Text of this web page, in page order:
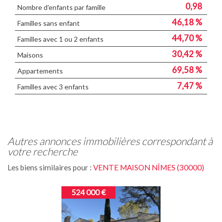
Nombre d'enfants par famille 0,98
Familles sans enfant 46,18 %
Familles avec 1 ou 2 enfants 44,70 %
Maisons 30,42 %
Appartements 69,58 %
Familles avec 3 enfants 7,47 %
autres annonces immobilières correspondant à
votre recherche
Les biens similaires pour : VENTE MAISON NÎMES (30000)
524 000 €